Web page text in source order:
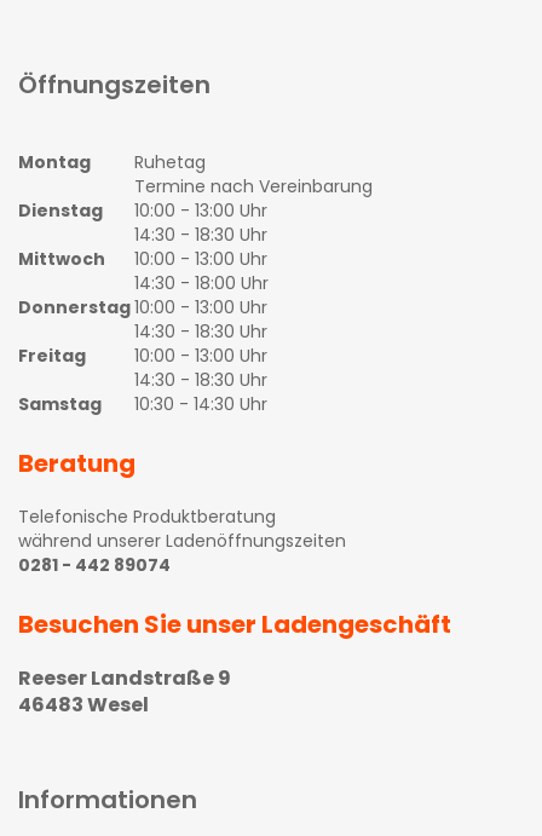
Öffnungszeiten
Montag
Ruhetag
Termine nach Vereinbarung
Dienstag
10:00 - 13:00 Uhr
14:30 - 18:30 Uhr
Mittwoch
10:00 - 13:00 Uhr
14:30 - 18:00 Uhr
Donnerstag10:00 - 13:00 Uhr
14:30 - 18:30 Uhr
Freitag
10:00 - 13:00 Uhr
14:30 - 18:30 Uhr
Samstag
10:30 - 14:30 Uhr
Beratung
Telefonische Produktberatung
während unserer Ladenöffnungszeiten
0281 - 442 89074
Besuchen Sie unser Ladengeschäft
Reeser Landstraße 9
46483 Wesel
Informationen